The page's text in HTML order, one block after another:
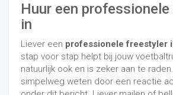
Huur een
in
Liever een professionele freestyler
stap voor stap helpt bij jouw
natuurlijk ook en is zeker aan te
simpelweg weten door een reactie